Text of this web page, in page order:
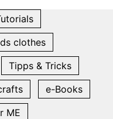
clothes
Tipps & Tricks
e-Books
ME